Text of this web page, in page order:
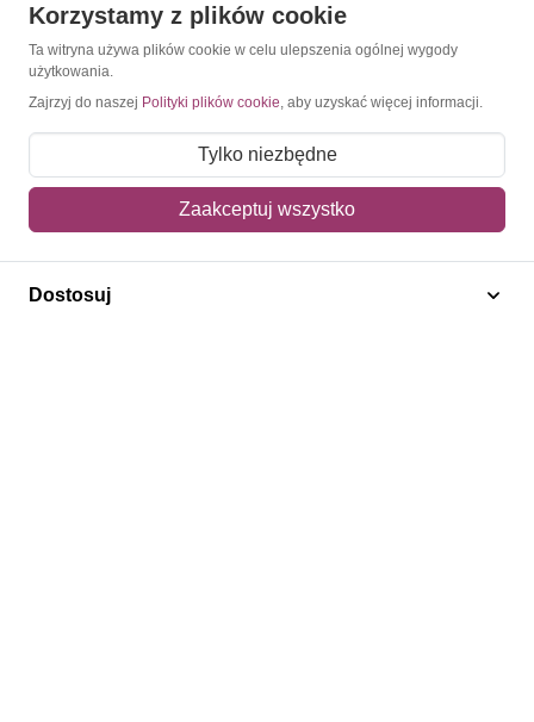
Konto
Moje konto
Mój koszyk
Adres dostawy
Korzystamy z plików cookie
Ta witryna używa plików cookie w celu ulepszenia ogólnej wygody
użytkowania.
Zajrzyj do naszej Polityki plików cookie, aby uzyskać więcej informacji.
Tylko niezbędne
Zaakceptuj wszystko
Dostosuj